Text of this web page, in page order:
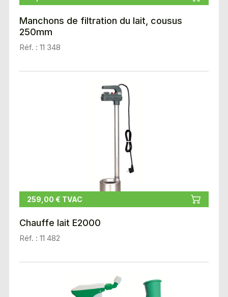
Manchons de filtration du lait, cousus
250mm
Réf. : 11 348
259,00 € TVAC
Chauffe lait E2000
Réf. : 11 482